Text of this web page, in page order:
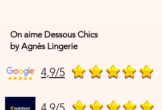
On aime Dessous Chics
by Agnès Lingerie
4,9/5